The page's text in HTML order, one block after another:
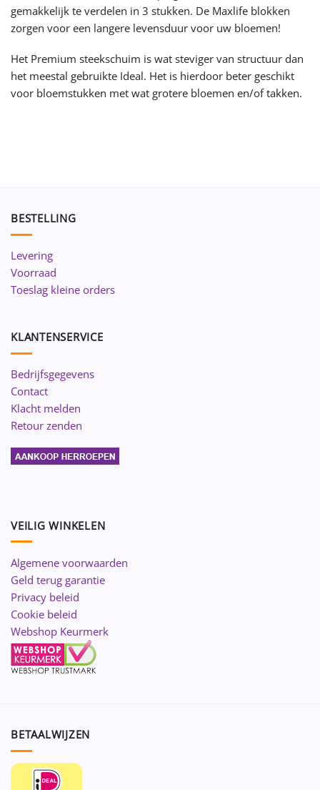
gemakkelijk te verdelen in 3 stukken. De Maxlife blokken
zorgen voor een langere levensduur voor uw bloemen!
Het Premium steekschuim is wat steviger van structuur dan
het meestal gebruikte Ideal. Het is hierdoor beter geschikt
voor bloemstukken met wat grotere bloemen en/of takken.
BESTELLING
Levering
Voorraad
Toeslag kleine orders
KLANTENSERVICE
Bedrijfsgegevens
Contact
Klacht melden
Retour zenden
VEILIG WINKELEN
Algemene voorwaarden
Geld terug garantie
Privacy beleid
Cookie beleid
Webshop Keurmerk
BETAALWIJZEN